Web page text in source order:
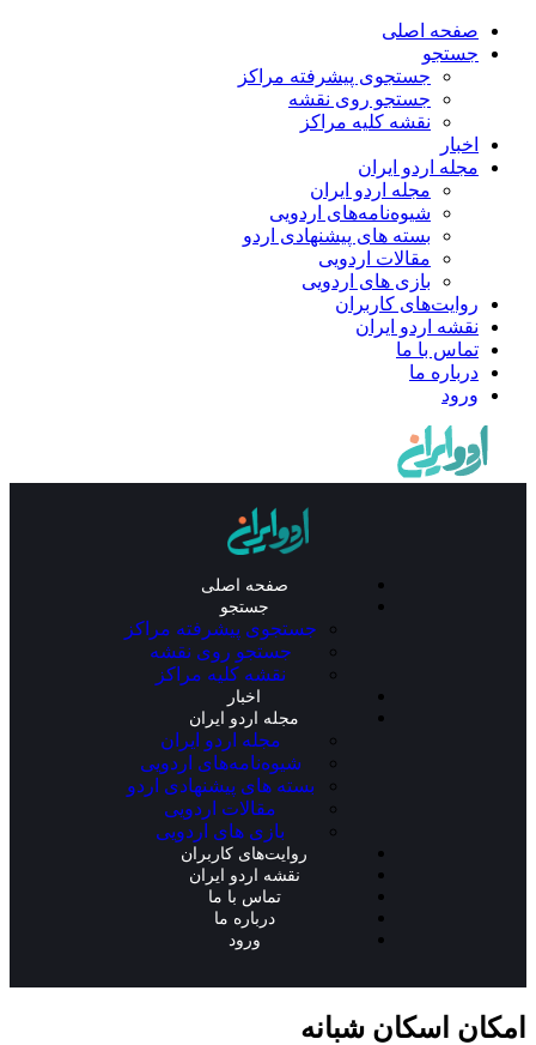
صفحه اصلی
جستجو
جستجوی پیشرفته مراکز
جستجو روی نقشه
نقشه کلیه مراکز
اخبار
مجله اردو ایران
مجله اردو ایران
شیوه‌نامه‌های اردویی
بسته های پیشنهادی اردو
مقالات اردویی
بازی های اردویی
روایت‌های کاربران
نقشه اردو ایران
تماس با ما
درباره ما
ورود
صفحه اصلی
جستجو
جستجوی پیشرفته مراکز
جستجو روی نقشه
نقشه کلیه مراکز
اخبار
مجله اردو ایران
مجله اردو ایران
شیوه‌نامه‌های اردویی
بسته های پیشنهادی اردو
مقالات اردویی
بازی های اردویی
روایت‌های کاربران
نقشه اردو ایران
تماس با ما
درباره ما
ورود
امکان اسکان شبانه